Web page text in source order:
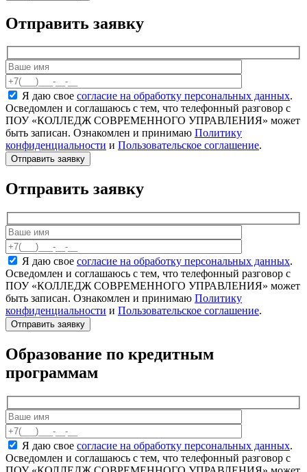
Отправить заявку
Я даю свое согласие на обработку персональных данных.
Осведомлен и соглашаюсь с тем, что телефонный разговор с
ПОУ «КОЛЛЕДЖ СОВРЕМЕННОГО УПРАВЛЕНИЯ» может
быть записан. Ознакомлен и принимаю Политику
конфиденциальности и Пользовательское соглашение.
Отправить заявку
Я даю свое согласие на обработку персональных данных.
Осведомлен и соглашаюсь с тем, что телефонный разговор с
ПОУ «КОЛЛЕДЖ СОВРЕМЕННОГО УПРАВЛЕНИЯ» может
быть записан. Ознакомлен и принимаю Политику
конфиденциальности и Пользовательское соглашение.
Образование по кредитным
программам
Я даю свое согласие на обработку персональных данных.
Осведомлен и соглашаюсь с тем, что телефонный разговор с